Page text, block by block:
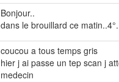
Bonjour..
dans le brouillard ce
coucou a tous temps gris
hier j ai passe un tep scan j
medecin